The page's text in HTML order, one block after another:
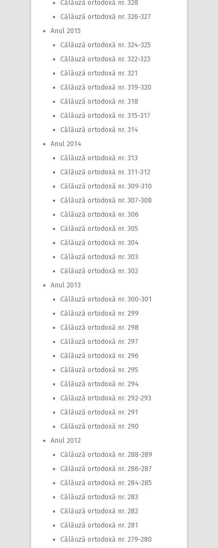
Călăuză ortodoxă nr. 328
Călăuză ortodoxă nr. 326-327
Anul 2015
Călăuză ortodoxă nr. 324-325
Călăuză ortodoxă nr. 322-323
Călăuză ortodoxă nr. 321
Călăuză ortodoxă nr. 319-320
Călăuză ortodoxă nr. 318
Călăuză ortodoxă nr. 315-317
Călăuză ortodoxă nr. 314
Anul 2014
Călăuză ortodoxă nr. 313
Călăuză ortodoxă nr. 311-312
Călăuză ortodoxă nr. 309-310
Călăuză ortodoxă nr. 307-308
Călăuză ortodoxă nr. 306
Călăuză ortodoxă nr. 305
Călăuză ortodoxă nr. 304
Călăuză ortodoxă nr. 303
Călăuză ortodoxă nr. 302
Anul 2013
Călăuză ortodoxă nr. 300-301
Călăuză ortodoxă nr. 299
Călăuză ortodoxă nr. 298
Călăuză ortodoxă nr. 297
Călăuză ortodoxă nr. 296
Călăuză ortodoxă nr. 295
Călăuză ortodoxă nr. 294
Călăuză ortodoxă nr. 292-293
Călăuză ortodoxă nr. 291
Călăuză ortodoxă nr. 290
Anul 2012
Călăuză ortodoxă nr. 288-289
Călăuză ortodoxă nr. 286-287
Călăuză ortodoxă nr. 284-285
Călăuză ortodoxă nr. 283
Călăuză ortodoxă nr. 282
Călăuză ortodoxă nr. 281
Călăuză ortodoxă nr. 279-280